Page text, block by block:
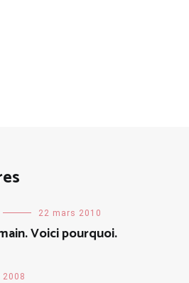
22 mars 2010
Voici pourquoi.
2008